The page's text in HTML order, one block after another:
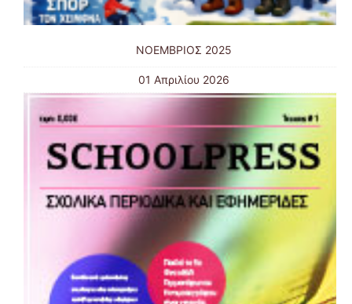
ΝΟΕΜΒΡΙΟΣ 2025
01 Απριλίου 2026